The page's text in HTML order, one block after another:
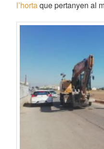
l’hortaque pertanyen al